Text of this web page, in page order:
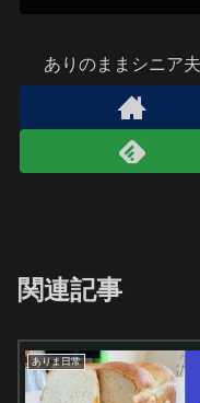
ありのままシニア
関連記事
ありま日常